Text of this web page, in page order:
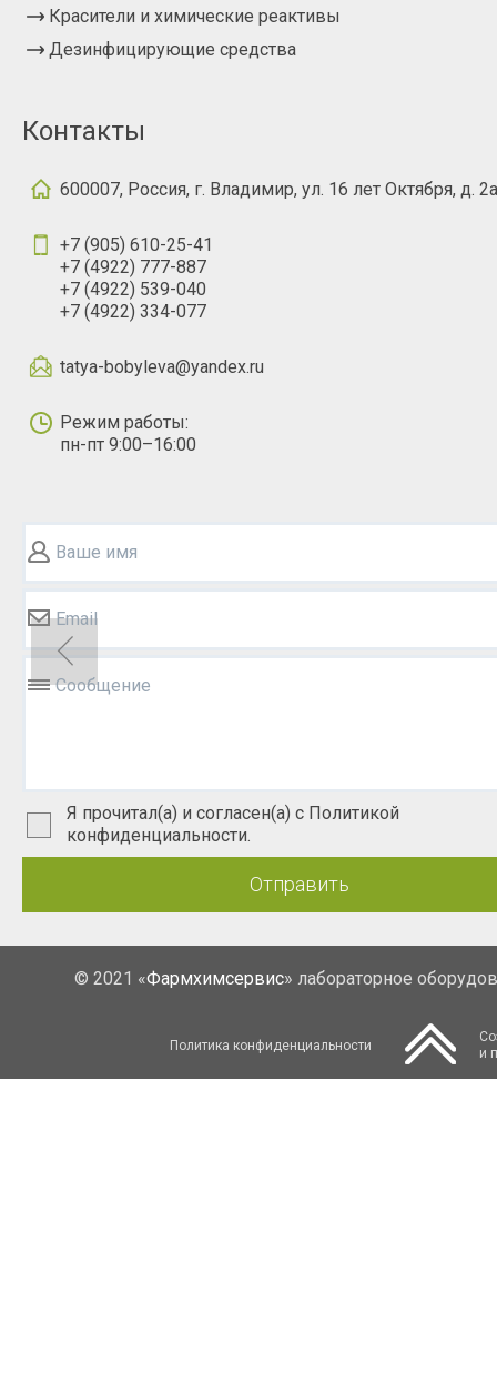
Красители и химические реактивы
Дезинфицирующие средства
Контакты
600007, Россия, г. Владимир, ул. 16 лет Октября, д. 2а
+7 (905) 610-25-41
+7 (4922) 777-887
+7 (4922) 539-040
+7 (4922) 334-077
tatya-bobyleva@yandex.ru
Режим работы:
пн-пт 9:00–16:00
Ваше имя
Email
Сообщение
Я прочитал(а) и согласен(а) с Политикой
конфиденциальности.
Отправить
© 2021 «Фармхимсервис» лабораторное
Политика конфиденциальности
и